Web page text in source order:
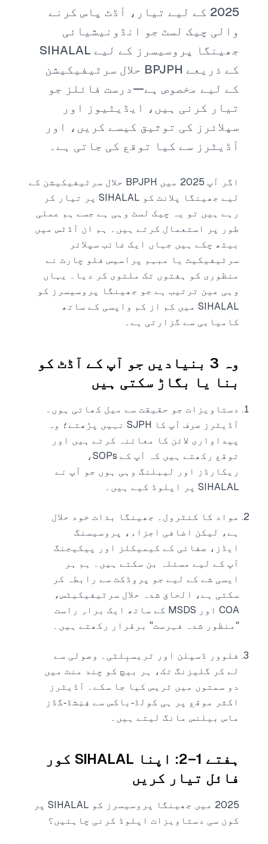
2025 کے لیے تیار، آڈٹ پاس کرنے
والی چیک لسٹ جو انڈونیشیائی
جھینگا پروسیسرز کے لیے SIHALAL
کے ذریعے BPJPH حلال سرٹیفیکیشن
کے لیے مخصوص ہے—درست فائلز جو
تیار کرنی ہیں، ایڈیٹیوز اور
سپلائرز کی توثیق کیسے کریں، اور
آڈیٹرز سے کیا توقع کی جاتی ہے۔
اگر آپ 2025 میں BPJPH حلال سرٹیفیکیشن کے
لیے جھینگا پلانٹ کو SIHALAL پر تیار کر
رہے ہیں تو یہ چیک لسٹ وہی ہے جسے ہم عملی
طور پر استعمال کرتے ہیں۔ ہم ان آڈٹس میں
بیٹھ چکے ہیں جہاں ایک غائب سپلائر
سرٹیفیکیٹ یا مبہم پراسیس فلو چارٹ نے
منظوری کو ہفتوں تک ملتوی کر دیا۔ یہاں
وہی عین ترتیب ہے جو جھینگا پروسیسرز کو
SIHALAL میں کم از کم واپسی کے ساتھ
کامیابی سے گزارتی ہے۔
وہ 3 بنیادیں جو آپ کے آڈٹ کو
بنا یا بگاڑ سکتی ہیں
دستاویزات جو حقیقت سے میل کھاتی ہوں۔
آڈیٹرز صرف آپ کا SJPH نہیں پڑھتے؛ وہ
پیداواری لائن کا معائنہ کرتے ہیں اور
توقع رکھتے ہیں کہ آپ کے SOPs،
ریکارڈز اور لیبلنگ وہی ہوں جو آپ نے
SIHALAL پر اپلوڈ کیے ہیں۔
مواد کا کنٹرول۔ جھینگا بذات خود حلال
ہے، لیکن اضافی اجزاء، پروسیسنگ
ایڈز، صفائی کے کیمیکلز اور پیکیجنگ
آپ کے لیے مسئلہ بن سکتے ہیں۔ ہم ہر
ایسی شے کے لیے جو پروڈکٹ سے رابطہ کر
سکتی ہے، الحاق شدہ حلال سرٹیفیکیٹس،
COA اور MSDS کے ساتھ ایک براہِ راست
"منظور شدہ فہرست" برقرار رکھتے ہیں۔
فلوور ڈسپلن اور ٹریسبِلٹی۔ وصولی سے
لے کر گلیزنگ تک، ہر بیچ کو چند منٹ میں
دو سمتوں میں ٹریس کیا جا سکے۔ آڈیٹرز
اکثر موقع پر ہی کولڈ‑باکس سے فِنِشڈ‑گڈز
ماس بیلنس مانگ لیتے ہیں۔
ہفتے 1–2: اپنا SIHALAL کور
فائل تیار کریں
2025 میں جھینگا پروسیسرز کو SIHALAL پر
کون سی دستاویزات اپلوڈ کرنی چاہئیں؟